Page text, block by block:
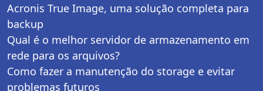
Acronis True Image, uma solução completa para
backup
Qual é o melhor servidor de armazenamento em
rede para os arquivos?
Como fazer a manutenção do storage e evitar
problemas futuros